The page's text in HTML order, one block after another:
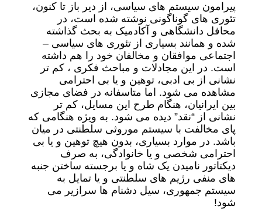
پیرامون سیستم های سیاسی، از دیر باز تا کنون،
تئوری های گوناگونی نوشته شده است، در
محافل دانشگاهی و آکادمیک به بحث گذاشته
شده و همانند بسیاری از تئوری های سیاسی –
اجتماعی موافقان و مخالفان خود را هم داشته
است. در این مجادلات و مباحث فکری ، کم تر
نشانی از بی ادبی، توهین و یا بی احترامی
مشاهده می شود. اما متاسفانه در فضای مجازی
بین ایرانیان، هنگام طرح این مسایل، کم تر
نشانی از “نقد” دیده می شود. به ویژه هنگامی که
پای مخالفت با سیستم موروثی سلطنتی در میان
باشد. در موارد بسیاری، بدون هیچ توهین و یا بی
احترامی شخصی و یا خانوادگی، به صرف
دیکتاتور نامیدن یک شاه و یا برجسته ساختن جنبه
های منفی رژیم های سلطنتی و یا تمایل به
سیستم جمهوری، سیل دشنام ها سرازیر می
شود!